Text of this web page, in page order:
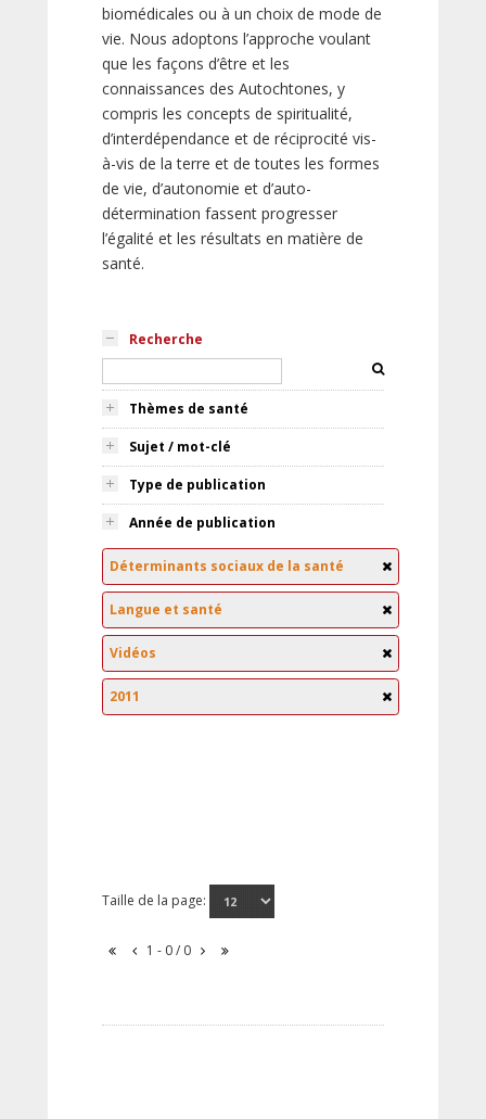
biomédicales ou à un choix de mode de
vie. Nous adoptons l’approche voulant
que les façons d’être et les
connaissances des Autochtones, y
compris les concepts de spiritualité,
d’interdépendance et de réciprocité vis-
à-vis de la terre et de toutes les formes
de vie, d’autonomie et d’auto-
détermination fassent progresser
l’égalité et les résultats en matière de
santé.
Recherche
Thèmes de santé
Sujet / mot-clé
Type de publication
Année de publication
Déterminants sociaux de la santé
Langue et santé
Vidéos
2011
Taille de la page:
1 - 0 / 0